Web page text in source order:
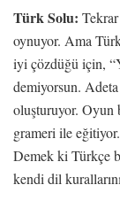
Türk Solu:
oynuyor. Ama
iyi çözdüğü için,
demiyorsun. Adeta
oluşturuyor. Oyun
grameri ile
Demek ki Türkçe
kendi dil